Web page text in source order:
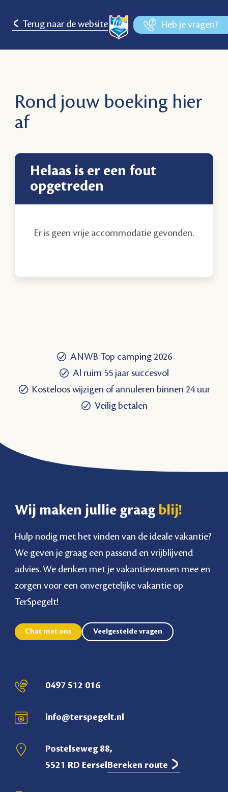
Terug naar de website Heb je vragen?
Rond jouw boeking hier
af
Helaas is er een fout
opgetreden
Er is geen vrije accommodatie gevonden.
ANWB Top camping 2026
Al ruim 55 jaar succesvol
Kosteloos wijzigen of annuleren binnen 24 uur
Veilig betalen
Wij maken jullie graag blij!
Hulp nodig met het vinden van de ideale vakantie?
We geven je graag een passend en vrijblijvend
advies. We denken met je vakantiewensen mee en
zorgen voor een onvergetelijke vakantie op
TerSpegelt!
Chat met ons Veelgestelde vragen
0497 512 016
info@terspegelt.nl
Postelseweg 88,
5521 RD EerselBereken route